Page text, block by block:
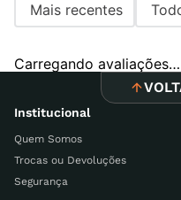
Título
Avalie o produto
Seu nome
Mais recentes
Carregando avaliações…
Institucional
Quem Somos
Trocas ou Devoluções
Segurança